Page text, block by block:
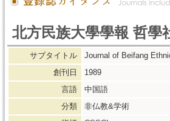
北方民族大學學報 哲學
サブタイトル
Journal of Beifang
創刊日
1989
言語
中国語
分類
非仏教&学術